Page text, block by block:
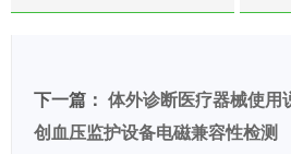
下一篇： 体外诊断医疗器械使用
创血压监护设备电磁兼容性检测